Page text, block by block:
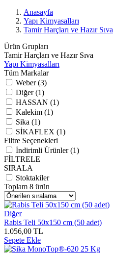
Anasayfa
Yapı Kimyasalları
Tamir Harçları ve Hazır Sıva
Ürün Grupları
Tamir Harçları ve Hazır Sıva
Yapı Kimyasalları
Tüm Markalar
Weber (3)
Diğer (1)
HASSAN (1)
Kalekim (1)
Sika (1)
SİKAFLEX (1)
Filtre Seçenekleri
İndirimli Ürünler (1)
FİLTRELE
SIRALA
Stoktakiler
Toplam 8 ürün
Diğer
Rabis Teli 50x150 cm (50 adet)
1.056,00 TL
Sepete Ekle